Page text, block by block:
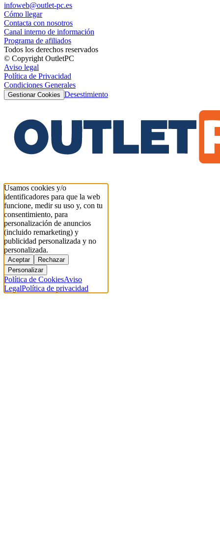
infoweb@outlet-pc.es
Cómo llegar
Contacta con nosotros
Canal interno de información
Programa de afiliados
Todos los derechos reservados
© Copyright OutletPC
Aviso legal
Política de Privacidad
Condiciones Generales
Gestionar Cookies Desestimiento
Usamos cookies y/o
identificadores para que la web
funcione, medir su uso y, con tu
consentimiento, para
personalización de anuncios
(incluido remarketing) y
publicidad personalizada y no
personalizada.
Aceptar
Rechazar
Personalizar
Política de CookiesAviso
LegalPolítica de privacidad